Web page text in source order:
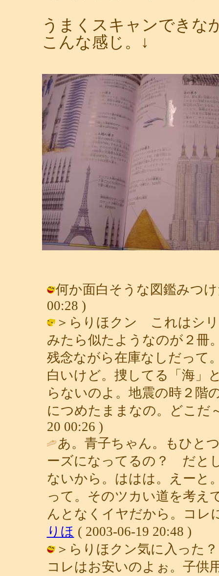
うまくスキャンできな
こんな感じ。↓
何か面白そうな図鑑みつ
00:28 )
＞らりほクン これはシリ
みたら似たようなのが２冊
残念ながら在庫なしだって
白いけど。捜してる「海」
らないのよ。地震の時２階
につめたままなの。どこだ
20 00:26 )
あ。青子ちゃん。もひと
ーズになってるの？ だと
ないから。ははは。えーと
って。そのツカい道を考え
んとなくイヤだから。コレ
りほ ( 2003-06-19 20:48 )
＞らりほクン気に入った
コレはお安いのよぉ。子供